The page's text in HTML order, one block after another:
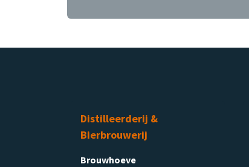
Distilleerderij &
Bierbrouwerij
Brouwhoeve